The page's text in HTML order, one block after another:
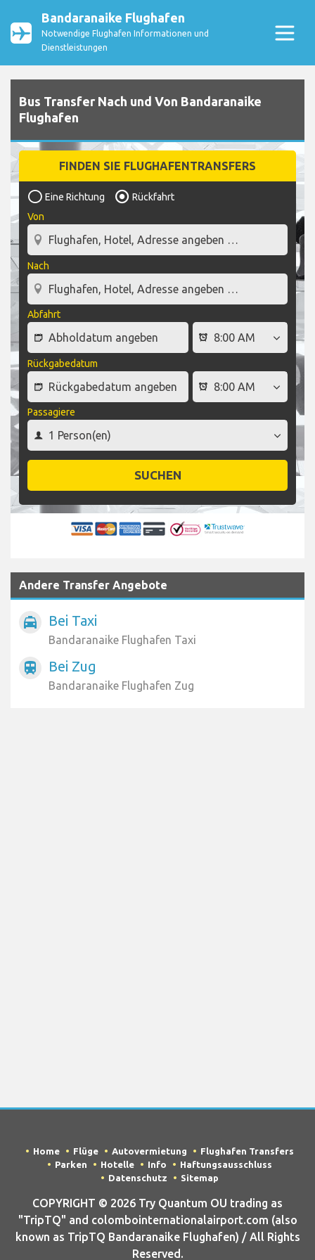
Bandaranaike Flughafen
Notwendige Flughafen Informationen und
Dienstleistungen
Bus Transfer Nach und Von Bandaranaike
Flughafen
FINDEN SIE FLUGHAFENTRANSFERS
Eine Richtung
Rückfahrt
Von
Nach
Abfahrt
Rückgabedatum
Passagiere
SUCHEN
Andere Transfer Angebote
local_taxi Bei Taxi
Bandaranaike Flughafen Taxi
train Bei Zug
Bandaranaike Flughafen Zug
Home Flüge Autovermietung
Flughafen Transfers
Parken
Hotelle Info
Haftungsausschluss
Datenschutz
Sitemap
COPYRIGHT © 2026 Try Quantum OU trading as
"TripTQ" and colombointernationalairport.com (also
known as TripTQ Bandaranaike Flughafen) / All Rights
Reserved.